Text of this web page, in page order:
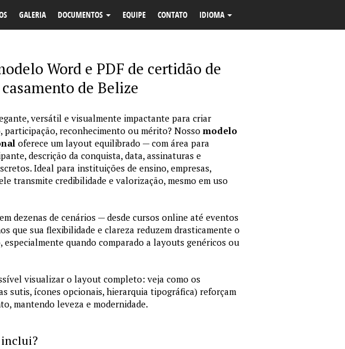
GALERIA DOCUMENTOS EQUIPE CONTATO IDIOMA
Word e PDF de certidão de
casamento de Belize
versátil e visualmente impactante para criar
participação, reconhecimento ou mérito? Nosso modelo
oferece um layout equilibrado — com área para
descrição da conquista, data, assinaturas e
Ideal para instituições de ensino, empresas,
transmite credibilidade e valorização, mesmo em uso
dezenas de cenários — desde cursos online até eventos
que sua flexibilidade e clareza reduzem drasticamente o
especialmente quando comparado a layouts genéricos ou
visualizar o layout completo: veja como os
sutis, ícones opcionais, hierarquia tipográfica) reforçam
mantendo leveza e modernidade.